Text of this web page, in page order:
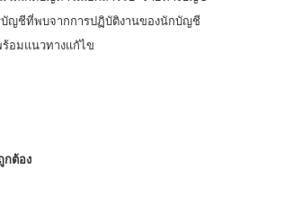
รบัญชีที่พบจากการปฏิบัติงานของนักบัญชี
อมแนวทางแกัไข
กต้อง